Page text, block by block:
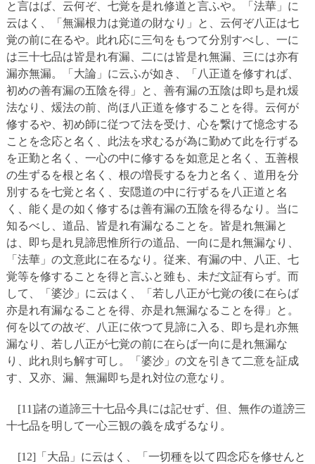
と言はば、云何ぞ、七覚を是れ修道と言ふや。「法華」に
云はく、「無漏根力は覚道の財なり」と、云何ぞ八正は七
覚の前に在るや。此れ応に三句をもつて分別すべし、一に
は三十七品は皆是れ有漏、二には皆是れ無漏、三には亦有
漏亦無漏。「大論」に云ふが如き、「八正道を修すれば、
初めの善有漏の五陰を得」と、善有漏の五陰は即ち是れ煖
法なり、煖法の前、尚ほ八正道を修することを得。云何が
修するや、初め師に従つて法を受け、心を繋けて憶念する
ことを念応と名く、此法を求むるが為に勤めて此を行ずる
を正勤と名く、一心の中に修するを如意足と名く、五善根
の生ずるを根と名く、根の増長するを力と名く、道用を分
別するを七覚と名く、安隠道の中に行ずるを八正道と名
く、能く是の如く修するは善有漏の五陰を得るなり。当に
知るべし、道品、皆是れ有漏なることを。皆是れ無漏と
は、即ち是れ見諦思惟所行の道品、一向に是れ無漏なり、
「法華」の文意此に在るなり。従来、有漏の中、八正、七
覚等を修することを得と言ふと雖も、未だ文証有らず。而
して、「婆沙」に云はく、「若し八正が七覚の後に在らば
亦是れ有漏なることを得、亦是れ無漏なることを得」と。
何を以ての故ぞ、八正に依つて見諦に入る、即ち是れ亦無
漏なり、若し八正が七覚の前に在らば一向に是れ無漏な
り、此れ則ち解す可し。「婆沙」の文を引きて二意を証成
す、又亦、漏、無漏即ち是れ対位の意なり。
[11]諸の道諦三十七品今具には記せず、但、無作の道謗三
十七品を明して一心三観の義を成ずるなり。
[12]「大品」に云はく、「一切種を以て四念応を修せんと